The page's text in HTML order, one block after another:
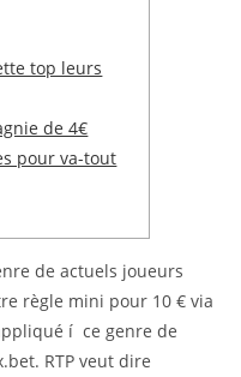
top leurs
de 4€
pour va-tout
de actuels joueurs
règle mini pour 10 € via
í ce genre de
RTP veut dire